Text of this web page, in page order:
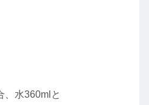
、水360mlと